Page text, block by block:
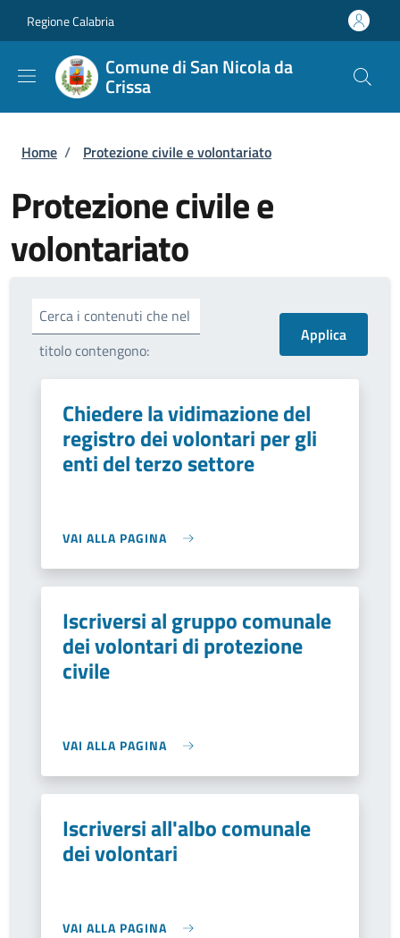
Regione Calabria
Comune di San Nicola da
Crissa
Briciole di pane
Home / Protezione civile e volontariato
Protezione civile e
volontariato
Cerca i contenuti che nel
titolo contengono:
Chiedere la vidimazione del
registro dei volontari per gli
enti del terzo settore
VAI ALLA PAGINA
Iscriversi al gruppo comunale
dei volontari di protezione
civile
VAI ALLA PAGINA
Iscriversi all'albo comunale
dei volontari
VAI ALLA PAGINA